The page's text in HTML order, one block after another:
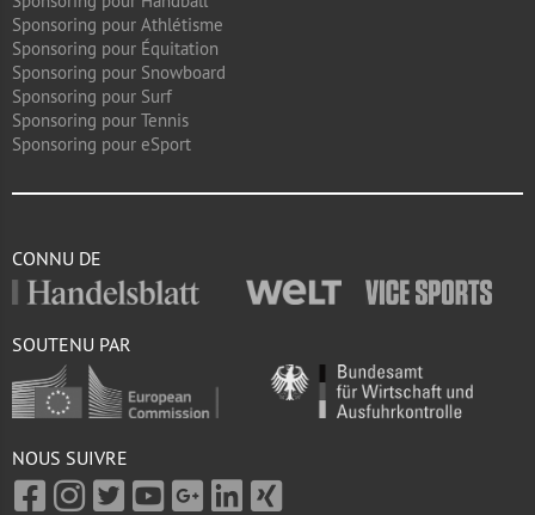
Sponsoring pour Athlétisme
Sponsoring pour Équitation
Sponsoring pour Snowboard
Sponsoring pour Surf
Sponsoring pour Tennis
Sponsoring pour eSport
CONNU DE
SOUTENU PAR
NOUS SUIVRE